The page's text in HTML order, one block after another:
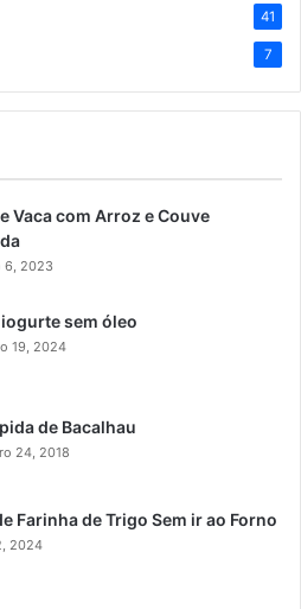
41
7
Vaca com Arroz e Couve
6, 2023
sem óleo
19, 2024
de Bacalhau
24, 2018
Farinha de Trigo Sem ir ao Forno
2024